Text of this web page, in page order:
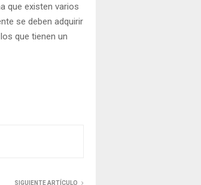
que existen varios
se deben adquirir
que tienen un
SIGUIENTE ARTÍCULO